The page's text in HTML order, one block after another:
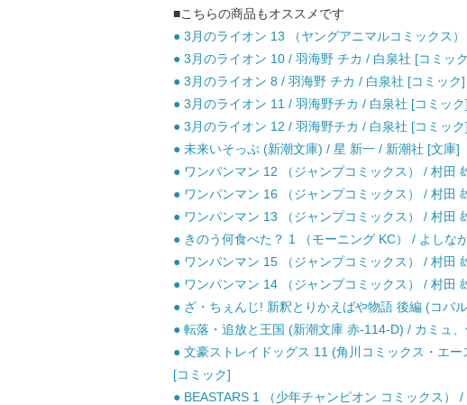
■こちらの商品もオススメです
● 3月のライオン 13 （ヤングアニマルコミックス
● 3月のライオン 10 / 羽海野 チカ / 白泉社 [コミッ
● 3月のライオン 8 / 羽海野 チカ / 白泉社 [コミック]
● 3月のライオン 11 / 羽海野チカ / 白泉社 [コミック]
● 3月のライオン 12 / 羽海野チカ / 白泉社 [コミック]
● 未来いそっぷ (新潮文庫) / 星 新一 / 新潮社 [文庫]
● ワンパンマン 12 （ジャンプコミックス） / 村田
● ワンパンマン 16 （ジャンプコミックス） / 村田
● ワンパンマン 13 （ジャンプコミックス） / 村田
● きのう何食べた？ 1 （モーニング KC） / よしな
● ワンパンマン 15 （ジャンプコミックス） / 村田
● ワンパンマン 14 （ジャンプコミックス） / 村田
● ざ・ちぇんじ! 新釈とりかえばや物語 後編 (コバ
● 転落・追放と王国 (新潮文庫 赤-114-D) / カミュ
● 文豪ストレイドッグス 11 (角川コミックス・エ
[コミック]
● BEASTARS 1 （少年チャンピオン コミックス）